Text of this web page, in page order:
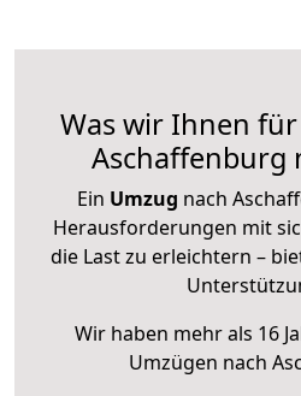
Was wir Ihnen
Aschaffenburg
Ein Umzug nach
Herausforderungen mit
die Last zu erleichtern –
Wir haben mehr als 16
Umzügen nach